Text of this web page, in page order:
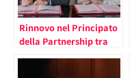
Rinnovo nel Principato
della Partnership tra